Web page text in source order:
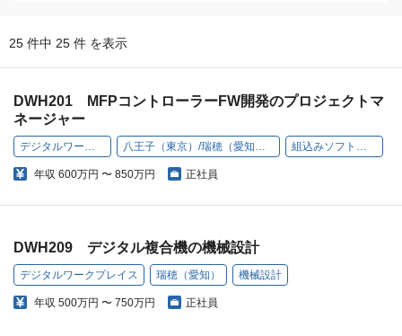
25 件中 25 件 を表示
DWH201 MFPコントローラーFW開発のプロジェクトマ
ネージャー
デジタルワークプレイス 八王子（東京）/瑞穂（愛知）/高槻（大阪） 組込みソフトウェア開発
年収 600万円 〜 850万円 正社員
DWH209 デジタル複合機の機械設計
デジタルワークプレイス 瑞穂（愛知） 機械設計
年収 500万円 〜 750万円 正社員